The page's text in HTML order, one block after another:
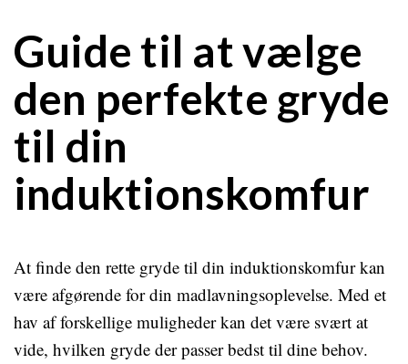
Guide til at vælge
den perfekte gryde
til din
induktionskomfur
At finde den rette gryde til din induktionskomfur kan
være afgørende for din madlavningsoplevelse. Med et
hav af forskellige muligheder kan det være svært at
vide, hvilken gryde der passer bedst til dine behov.